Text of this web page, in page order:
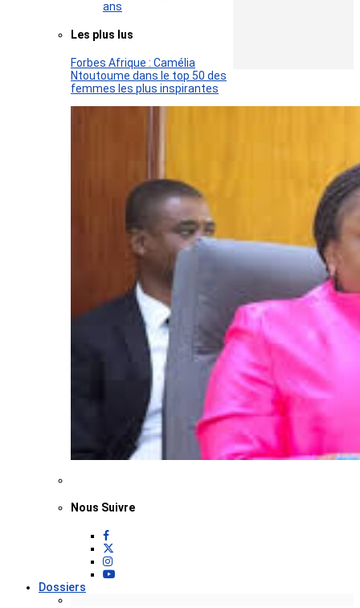
ans
Les plus lus
Forbes Afrique : Camélia
Ntoutoume dans le top 50 des
femmes les plus inspirantes
Nous Suivre
Dossiers